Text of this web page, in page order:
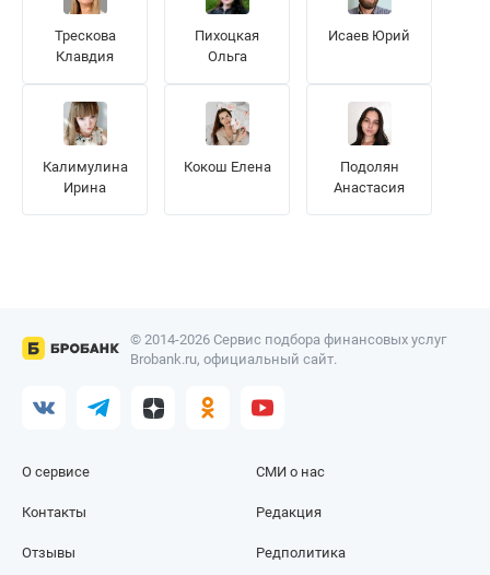
Трескова
Клавдия
Пихоцкая
Ольга
Исаев Юрий
Калимулина
Ирина
Кокош Елена
Подолян
Анастасия
© 2014-2026 Сервис подбора финансовых услуг
Brobank.ru, официальный сайт.
О сервисе
Контакты
Отзывы
СМИ о нас
Редакция
Редполитика